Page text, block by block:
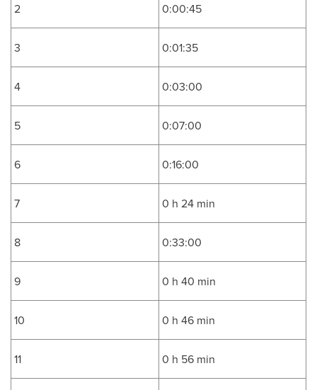
2 0:00:45
3 0:01:35
4 0:03:00
5 0:07:00
6 0:16:00
7 0 h 24 min
8 0:33:00
9 0 h 40 min
10 0 h 46 min
11 0 h 56 min